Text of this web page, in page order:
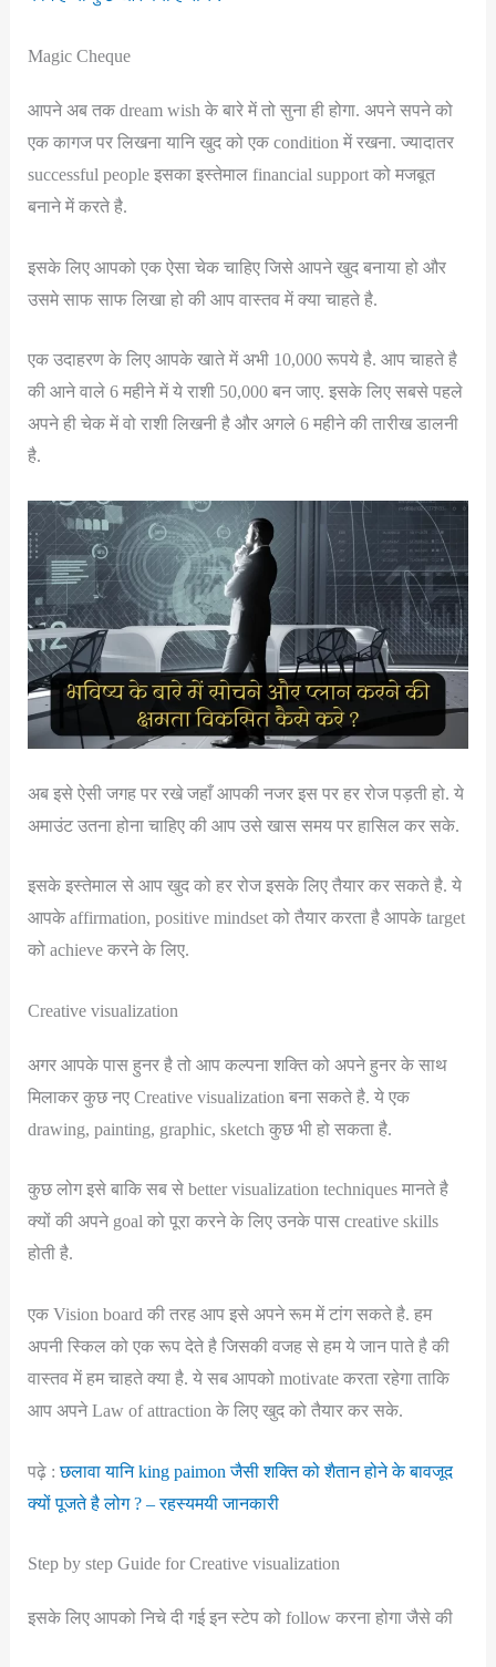
Magic Cheque
आपने अब तक dream wish के बारे में तो सुना ही होगा. अपने सपने को
एक कागज पर लिखना यानि खुद को एक condition में रखना. ज्यादातर
successful people इसका इस्तेमाल financial support को मजबूत
बनाने में करते है.
इसके लिए आपको एक ऐसा चेक चाहिए जिसे आपने खुद बनाया हो और
उसमे साफ साफ लिखा हो की आप वास्तव में क्या चाहते है.
एक उदाहरण के लिए आपके खाते में अभी 10,000 रूपये है. आप चाहते है
की आने वाले 6 महीने में ये राशी 50,000 बन जाए. इसके लिए सबसे पहले
अपने ही चेक में वो राशी लिखनी है और अगले 6 महीने की तारीख डालनी
है.
अब इसे ऐसी जगह पर रखे जहाँ आपकी नजर इस पर हर रोज पड़ती हो. ये
अमाउंट उतना होना चाहिए की आप उसे खास समय पर हासिल कर सके.
इसके इस्तेमाल से आप खुद को हर रोज इसके लिए तैयार कर सकते है. ये
आपके affirmation, positive mindset को तैयार करता है आपके target
को achieve करने के लिए.
Creative visualization
अगर आपके पास हुनर है तो आप कल्पना शक्ति को अपने हुनर के साथ
मिलाकर कुछ नए Creative visualization बना सकते है. ये एक
drawing, painting, graphic, sketch कुछ भी हो सकता है.
कुछ लोग इसे बाकि सब से better visualization techniques मानते है
क्यों की अपने goal को पूरा करने के लिए उनके पास creative skills
होती है.
एक Vision board की तरह आप इसे अपने रूम में टांग सकते है. हम
अपनी स्किल को एक रूप देते है जिसकी वजह से हम ये जान पाते है की
वास्तव में हम चाहते क्या है. ये सब आपको motivate करता रहेगा ताकि
आप अपने Law of attraction के लिए खुद को तैयार कर सके.
पढ़े :छलावा यानि king paimon जैसी शक्ति को शैतान होने के बावजूद
क्यों पूजते है लोग ? – रहस्यमयी जानकारी
Step by step Guide for Creative visualization
इसके लिए आपको निचे दी गई इन स्टेप को follow करना होगा जैसे की